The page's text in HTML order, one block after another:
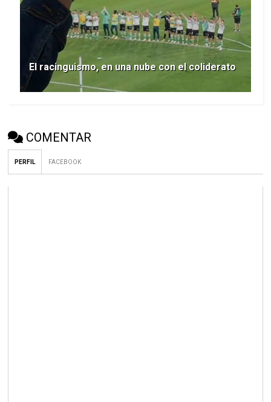
El racinguismo, en una nube con el coliderato
COMENTAR
PERFIL FACEBOOK